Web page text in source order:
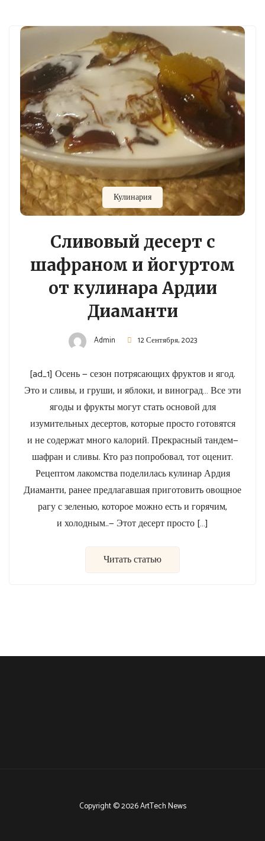
Кулинария
Сливовый десерт с
шафраном и йогуртом
от кулинара Ардии
Диаманти
Admin 12 Сентября, 2023
[ad_1] Осень — сезон потрясающих фруктов и ягод.
Это и сливы, и груши, и яблоки, и виноград… Все эти
ягоды и фрукты могут стать основой для
изумительных десертов, которые просто готовятся
и не содержат много калорий. Прекрасный тандем—
шафран и сливы. Кто раз попробовал, тот оценит.
Рецептом лакомства поделилась кулинар Ардия
Диаманти, ранее предлагавшая приготовить овощное
рагу с зеленью, которое можно есть и горячим,
и холодным..— Этот десерт просто […]
Читать статью
Copyright © 2026 ArtTech News